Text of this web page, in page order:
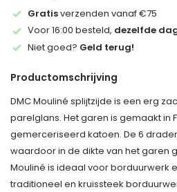
Gratisverzenden vanaf €75
Voor 16:00 besteld, dezelfde
Niet goed? Geld terug!
Productomschrijving
DMC Mouliné splijtzijde is een erg
parelglans. Het garen is gemaakt in
gemerceriseerd katoen. De 6
waardoor in de dikte van het garen
Mouliné is ideaal voor borduurwerk
traditioneel en kruissteek